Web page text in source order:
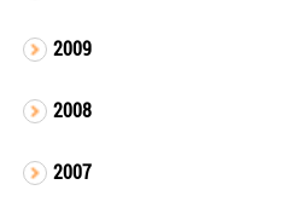
2009
2008
2007